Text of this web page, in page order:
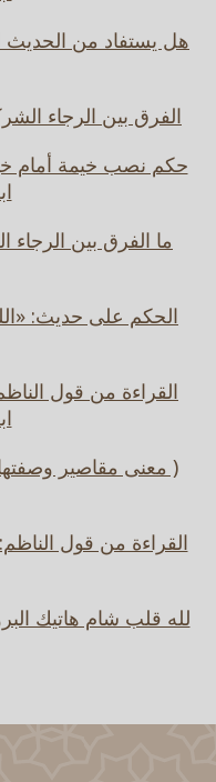
هل يستفاد من الحديث
الفرق بين الرجاء
حكم نصب خيمة أمام
ما الفرق بين الرجاء
الحكم على حديث:
القراءة من قول
( معنى مقاصير
القراءة من قول
لله قلب شام هاتيك